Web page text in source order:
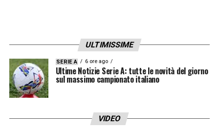
ULTIMISSIME
SERIE A 6 ore ago
Ultime Notizie Serie A: tutte le novità del giorno
sul massimo campionato italiano
VIDEO